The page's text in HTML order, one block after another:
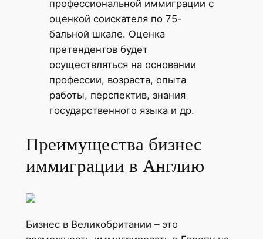
профессиональной иммиграции с
оценкой соискателя по 75-
бальной шкале. Оценка
претендентов будет
осуществляться на основании
профессии, возраста, опыта
работы, перспектив, знания
государственного языка и др.
Преимущества бизнес
иммиграции в Англию
Бизнес в Великобритании – это